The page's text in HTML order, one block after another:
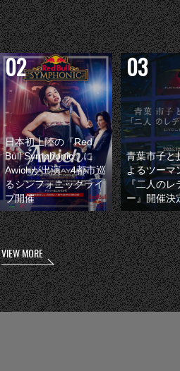
日本初上陸の『Red
Bull Symphonic』に
Awichが出演 4都市巡
るシンフォニックライ
ブ開催
青葉市子と
よるツーマ
『二人のレ
ー』開催決
VIEW MORE